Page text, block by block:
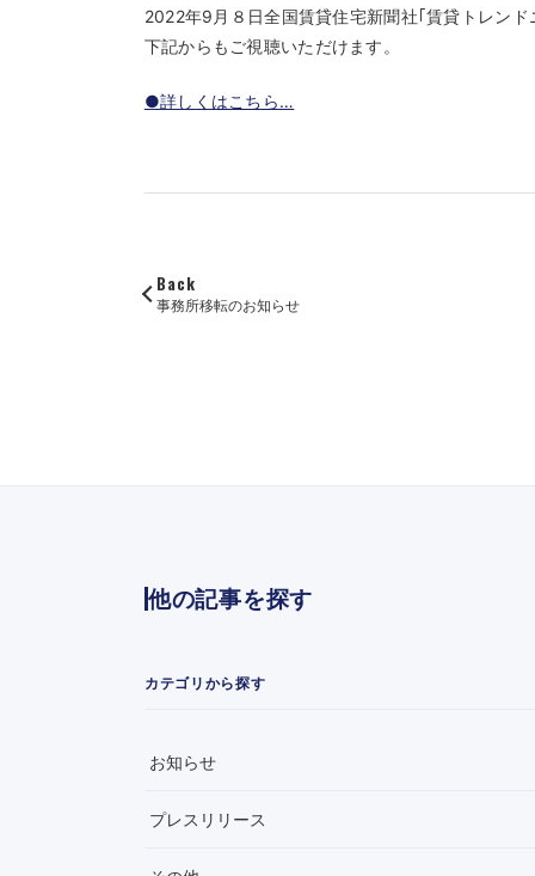
2022年9月８日全国賃貸住宅新聞社｢賃貸トレン
下記からもご視聴いただけます。
●詳しくはこちら…
Back
事務所移転のお知らせ
他の記事を探す
カテゴリから探す
お知らせ
プレスリリース